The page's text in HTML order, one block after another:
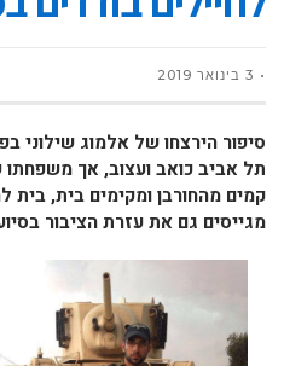
3 בינואר 2019
תל אביב כואב ועצוב, אך
קמים מהחורבן ומקימים בית, בית
מגייסים גם את עזרת הציבור